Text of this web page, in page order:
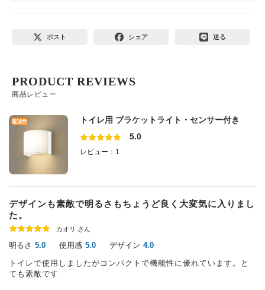
ポスト シェア 送る
商品レビュー
PRODUCT REVIEWS
トイレ用 ブラケットライト・センサー付き
5.0
レビュー：1
デザインも素敵で明るさもちょうど良く大変気に入りまし
た。
カオリ さん
明るさ 5.0 使用感 5.0 デザイン 4.0
トイレで使用しましたがコンパクトで機能性に優れています。と
ても素敵です